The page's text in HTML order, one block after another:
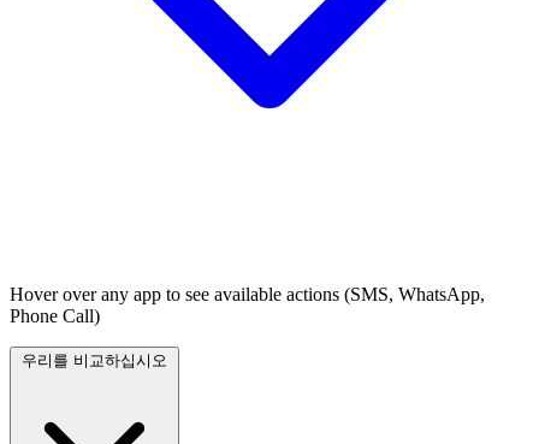
Hover over any app to see available actions (SMS, WhatsApp,
Phone Call)